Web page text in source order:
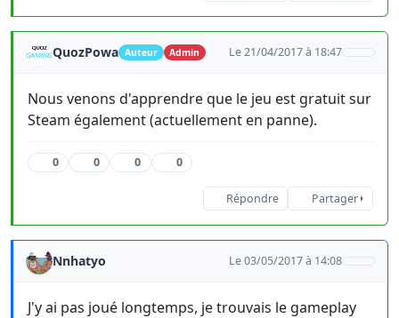
QuozPowa Auteur Admin Le 21/04/2017 à 18:47
Nous venons d'apprendre que le jeu est gratuit sur
Steam également (actuellement en panne).
0 0 0 0
Répondre Partager
Nnhatyo Le 03/05/2017 à 14:08
J'y ai pas joué longtemps, je trouvais le gameplay